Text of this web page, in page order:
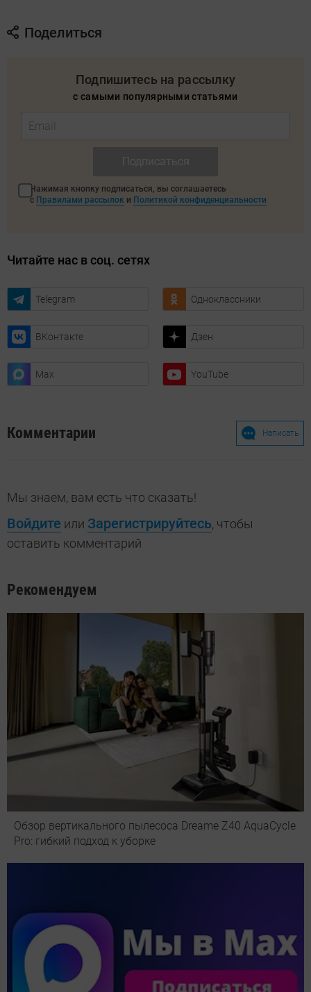
Поделиться
Подпишитесь на рассылку
с самыми популярными статьями
Нажимая кнопку подписаться, вы соглашаетесь
с Правилами рассылок и Политикой конфиденциальности
Читайте нас в соц. сетях
Telegram Одноклассники
ВКонтакте Дзен
Max YouTube
Комментарии Написать
Мы знаем, вам есть что сказать!
Войдите или Зарегистрируйтесь, чтобы
оставить комментарий
Рекомендуем
Обзор вертикального пылесоса Dreame Z40 AquaCycle
Pro: гибкий подход к уборке